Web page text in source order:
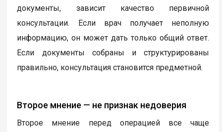
документы, зависит качество первичной
консультации. Если врач получает неполную
информацию, он может дать только общий ответ.
Если документы собраны и структурированы
правильно, консультация становится предметной.
Второе мнение — не признак недоверия
Второе мнение перед операцией все чаще